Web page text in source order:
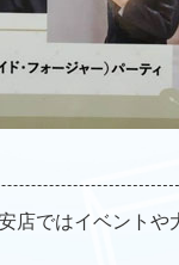
店ではイベント